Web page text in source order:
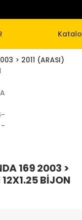
169 2003 >
BİJON